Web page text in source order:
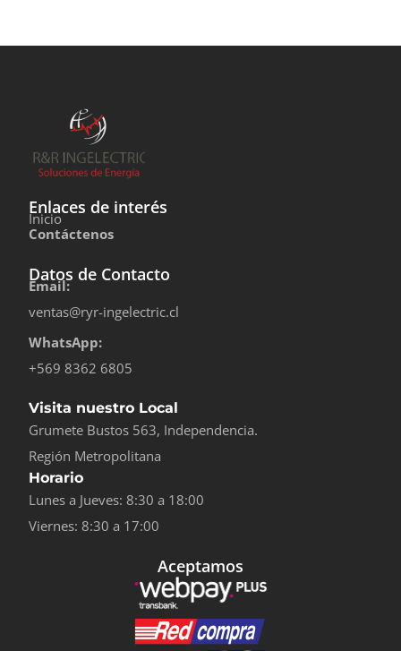
Enlaces de interés
Inicio
Contáctenos
Datos de Contacto
Email:
ventas@ryr-ingelectric.cl
WhatsApp:
+569 8362 6805
Visita nuestro Local
Grumete Bustos 563, Independencia.
Región Metropolitana
Horario
Lunes a Jueves: 8:30 a 18:00
Viernes: 8:30 a 17:00
Aceptamos